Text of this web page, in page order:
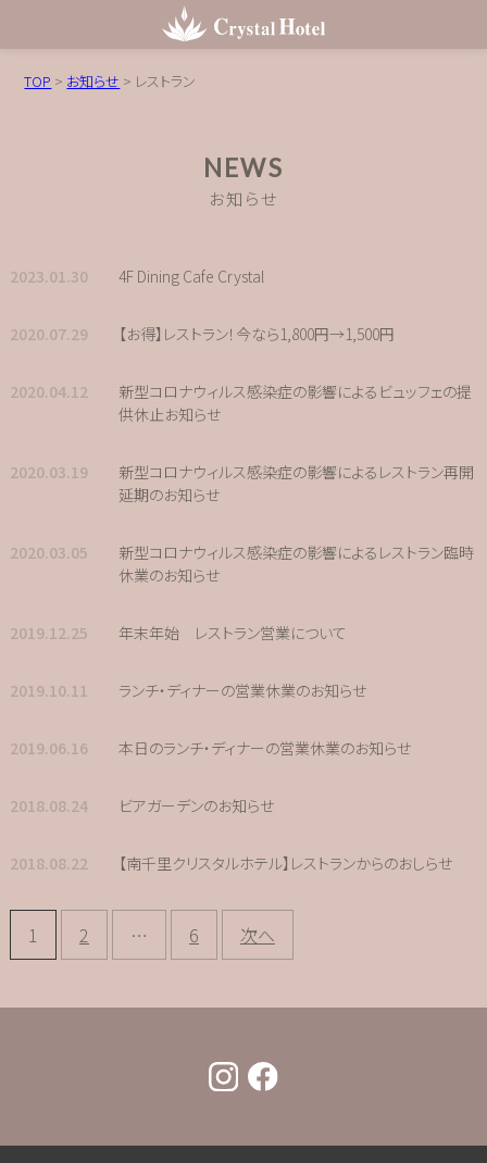
TOP > お知らせ > レストラン
NEWS
お知らせ
2023.01.30 4F Dining Cafe Crystal
2020.07.29 【お得】レストラン！今なら1,800円→1,500円
2020.04.12
新型コロナウィルス感染症の影響によるビュッフェの提
供休止お知らせ
2020.03.19
新型コロナウィルス感染症の影響によるレストラン再開
延期のお知らせ
2020.03.05
新型コロナウィルス感染症の影響によるレストラン臨時
休業のお知らせ
2019.12.25 年末年始 レストラン営業について
2019.10.11 ランチ・ディナーの営業休業のお知らせ
2019.06.16 本日のランチ・ディナーの営業休業のお知らせ
2018.08.24 ビアガーデンのお知らせ
2018.08.22 【南千里クリスタルホテル】レストランからのおしらせ
稿
ペ
1 2 … 6 次へ